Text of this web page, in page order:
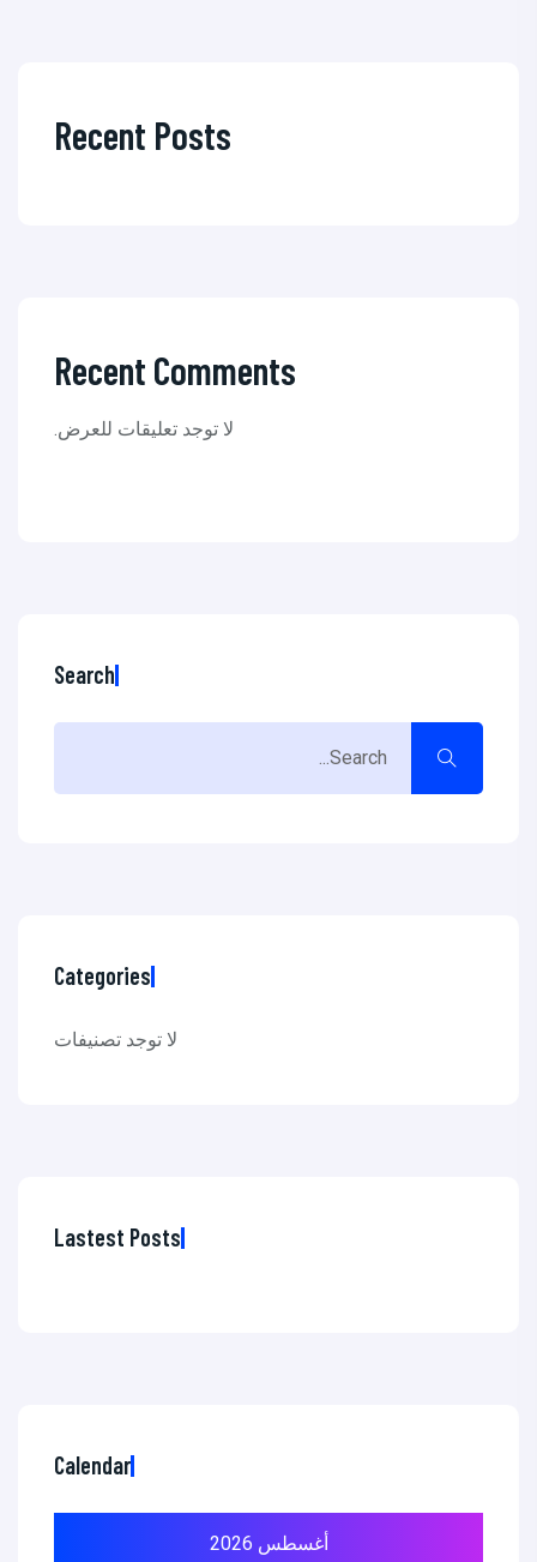
Recent Posts
Recent Comments
لا توجد تعليقات للعرض.
Search
Categories
لا توجد تصنيفات
Lastest Posts
Calendar
أغسطس 2026